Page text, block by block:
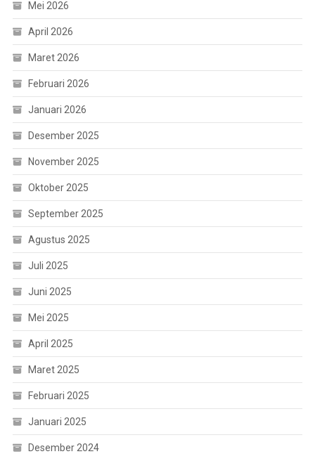
Mei 2026
April 2026
Maret 2026
Februari 2026
Januari 2026
Desember 2025
November 2025
Oktober 2025
September 2025
Agustus 2025
Juli 2025
Juni 2025
Mei 2025
April 2025
Maret 2025
Februari 2025
Januari 2025
Desember 2024